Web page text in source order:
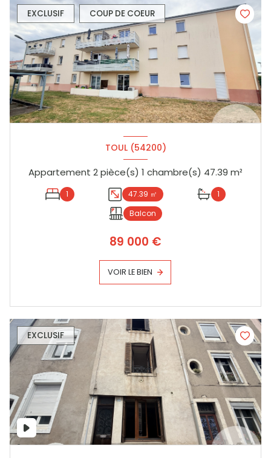
EXCLUSIF COUP DE COEUR
TOUL (54200)
Appartement 2 pièce(s) 1 chambre(s) 47.39 m²
1 47.39 ㎡
1
Balcon
89 000 €
VOIR LE BIEN
EXCLUSIF